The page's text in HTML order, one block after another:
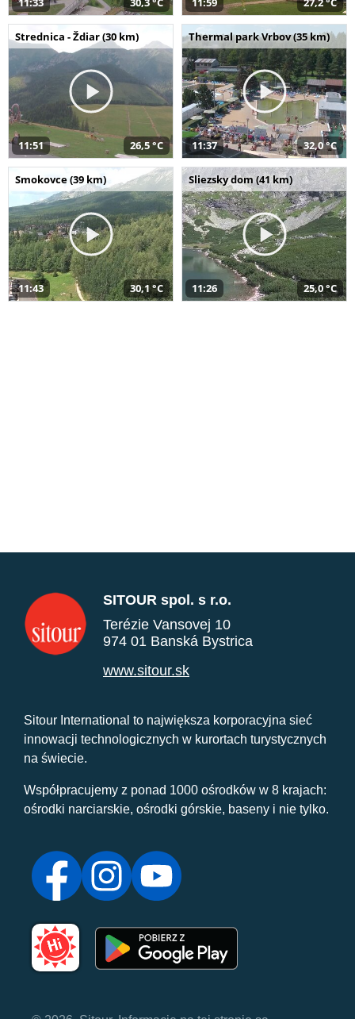
Strednica - Ždiar (30 km)
11:51 26,5 °C
Thermal park Vrbov (35 km)
11:37 32,0 °C
Smokovce (39 km)
11:43 30,1 °C
Sliezsky dom (41 km)
11:26 25,0 °C
SITOUR spol. s r.o.
Terézie Vansovej 10
974 01 Banská Bystrica
www.sitour.sk
Sitour International to największa korporacyjna sieć
innowacji technologicznych w kurortach turystycznych
na świecie.
Współpracujemy z ponad 1000 ośrodków w 8 krajach:
ośrodki narciarskie, ośrodki górskie, baseny i nie tylko.